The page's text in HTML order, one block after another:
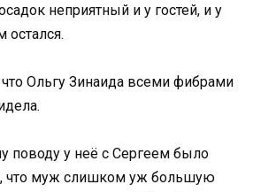
неприятный и у гостей, и у
остался.
что Ольгу Зинаида всеми фибрами
поводу у неё с Сергеем было
что муж слишком уж большую